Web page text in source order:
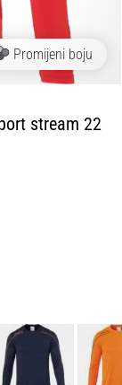
Promijeni boju
stream 22